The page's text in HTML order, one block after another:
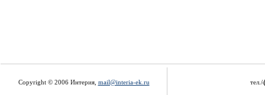
Copyright © 2006 Интерия, mail@interia-ek.ru